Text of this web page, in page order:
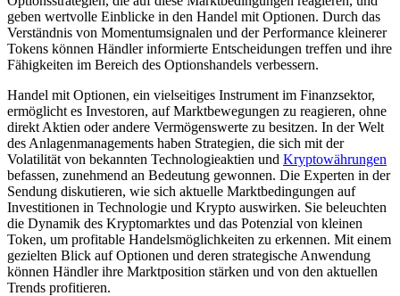
geben wertvolle Einblicke in den Handel mit Optionen. Durch das
Verständnis von Momentumsignalen und der Performance kleinerer
Tokens können Händler informierte Entscheidungen treffen und ihre
Fähigkeiten im Bereich des Optionshandels verbessern.
Handel mit Optionen, ein vielseitiges Instrument im Finanzsektor,
ermöglicht es Investoren, auf Marktbewegungen zu reagieren, ohne
direkt Aktien oder andere Vermögenswerte zu besitzen. In der Welt
des Anlagenmanagements haben Strategien, die sich mit der
Volatilität von bekannten Technologieaktien und Kryptowährungen
befassen, zunehmend an Bedeutung gewonnen. Die Experten in der
Sendung diskutieren, wie sich aktuelle Marktbedingungen auf
Investitionen in Technologie und Krypto auswirken. Sie beleuchten
die Dynamik des Kryptomarktes und das Potenzial von kleinen
Token, um profitable Handelsmöglichkeiten zu erkennen. Mit einem
gezielten Blick auf Optionen und deren strategische Anwendung
können Händler ihre Marktposition stärken und von den aktuellen
Trends profitieren.